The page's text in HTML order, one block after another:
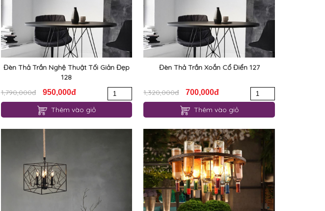
Đèn Thả Trần Nghệ Thuật Tối Giản Đẹp
128
1,790,000đ
950,000đ
Thêm vào giỏ
Đèn Thả Trần Xoắn Cổ Điển 127
1,320,000đ 700,000đ
Thêm vào giỏ